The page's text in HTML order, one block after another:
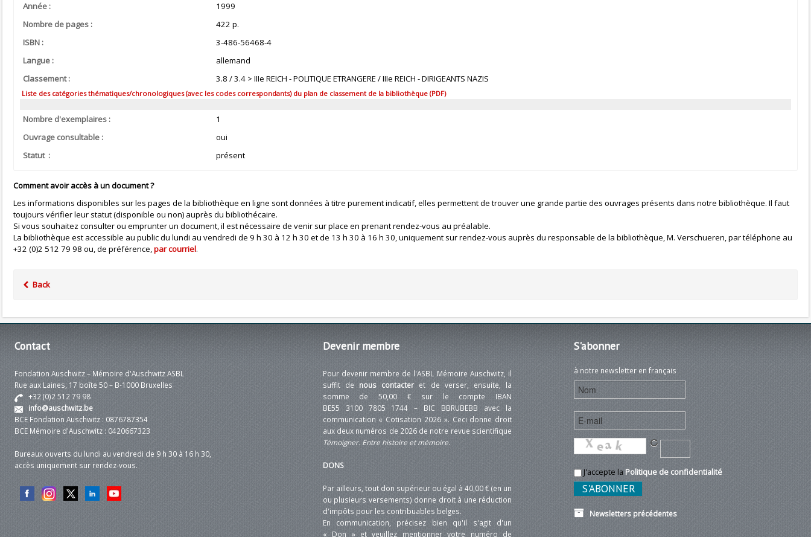
Année :
1999
Nombre de pages :
422 p.
ISBN :
3-486-56468-4
Langue :
allemand
Classement :
3.8 / 3.4 > IIIe REICH - POLITIQUE ETRANGERE / IIIe REICH - DIRIGEANTS NAZIS
Liste des catégories thématiques/chronologiques (avec les codes correspondants) du plan de classement de la bibliothèque (PDF)
Nombre d'exemplaires :
1
Ouvrage consultable :
oui
Statut :
présent
Comment avoir accès à un document ?
Les informations disponibles sur les pages de la bibliothèque en ligne sont données à titre purement indicatif, elles permettent de trouver une grande partie des ouvrages présents dans notre bibliothèque. Il faut
toujours vérifier leur statut (disponible ou non) auprès du bibliothécaire.
Si vous souhaitez consulter ou emprunter un document, il est nécessaire de venir sur place en prenant rendez-vous au préalable.
La bibliothèque est accessible au public du lundi au vendredi de 9 h 30 à 12 h 30 et de 13 h 30 à 16 h 30, uniquement sur rendez-vous auprès du responsable de la bibliothèque, M. Verschueren, par téléphone au
+32 (0)2 512 79 98 ou, de préférence,par courriel.
Back
Contact
Fondation Auschwitz – Mémoire d'Auschwitz ASBL
Rue aux Laines, 17 boîte 50 – B-1000 Bruxelles
+32 (0)2 512 79 98
info@auschwitz.be
BCE Fondation Auschwitz : 0876787354
BCE Mémoire d'Auschwitz : 0420667323
Bureaux ouverts du lundi au vendredi de 9 h 30 à 16 h 30,
accès uniquement sur rendez-vous.
Devenir membre
Pour devenir membre de l'ASBL Mémoire Auschwitz, il
suffit de nous contacteret de verser, ensuite, la
somme de 50,00 € sur le compte IBAN
BE55 3100 7805 1744 – BIC BBRUBEBB avec la
communication « Cotisation 2026 ». Ceci donne droit
aux deux numéros de 2026 de notre revue scientifique
Témoigner. Entre histoire et mémoire.
DONS
Par ailleurs, tout don supérieur ou égal à 40,00 € (en un
ou plusieurs versements) donne droit à une réduction
d'impôts pour les contribuables belges.
En communication, précisez bien qu'il s'agit d'un
« Don » et veuillez mentionner votre numéro de
S'abonner
à notre newsletter en français
J'accepte la Politique de confidentialité
Newsletters précédentes